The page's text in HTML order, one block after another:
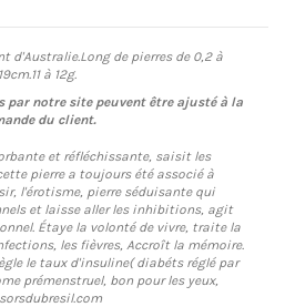
d'Australie.Long de pierres de 0,2 à
à 12g.
par notre site peuvent être ajusté à la
du client.
et réfléchissante, saisit les
pierre a toujours été associé à
l'érotisme, pierre séduisante qui
et laisse aller les inhibitions, agit
Étaye la volonté de vivre, traite la
les fièvres, Accroît la mémoire.
le taux d'insuline( diabéts réglé par
prémenstruel, bon pour les yeux,